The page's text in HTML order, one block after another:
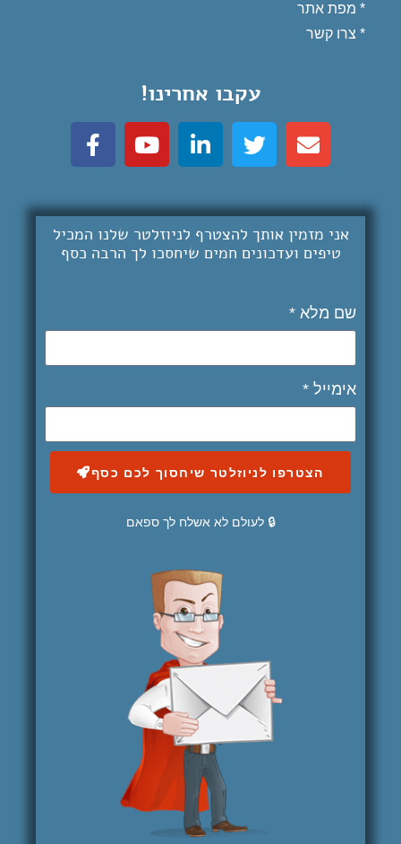
* מפת אתר
* צרו קשר
עקבו אחרינו!
אני מזמין אותך להצטרף לניוזלטר שלנו המכיל
טיפים ועדכונים חמים שיחסכו לך הרבה כסף
שם מלא *
אימייל *
הצטרפו לניוזלטר שיחסוך לכם כסף
🔒 לעולם לא אשלח לך ספאם